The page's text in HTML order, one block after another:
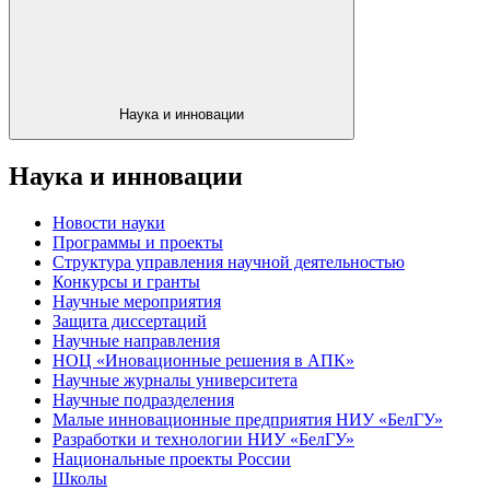
Наука и инновации
Наука и инновации
Новости науки
Программы и проекты
Структура управления научной деятельностью
Конкурсы и гранты
Научные мероприятия
Защита диссертаций
Научные направления
НОЦ «Иновационные решения в АПК»
Научные журналы университета
Научные подразделения
Малые инновационные предприятия НИУ «БелГУ»
Разработки и технологии НИУ «БелГУ»
Национальные проекты России
Школы